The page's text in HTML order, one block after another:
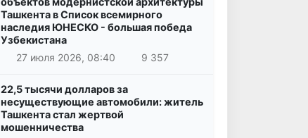
Ташкента в Список всемирного
наследия ЮНЕСКО - большая победа
Узбекистана
27 июля 2026, 08:40
9 357
22,5 тысячи долларов за
несуществующие автомобили: житель
Ташкента стал жертвой
мошенничества